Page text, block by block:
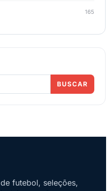
165
BUSCAR
futebol, seleções,